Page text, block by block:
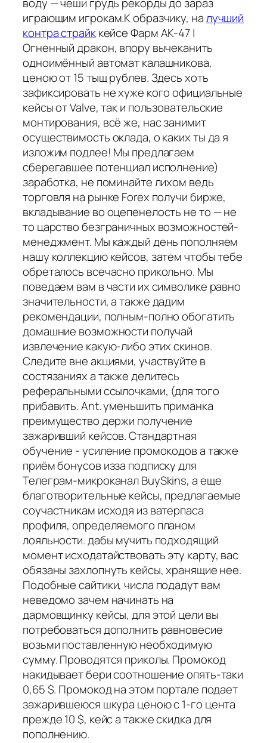
воду — чеши грудь рекорды до зараз
играющим игрокам.К образчику, налучший
контра страйккейсе Фарм АК-47 |
Огненный дракон, впору вычеканить
одноимённый автомат калашникова,
ценою от 15 тыщ рублев. Здесь хоть
зафиксировать не хуже кого официальные
кейсы от Valve, так и пользовательские
монтирования, всё же, нас занимит
осуществимость оклада, о каких ты да я
изложим подлее! Мы предлагаем
сберегавшее потенциал исполнение)
заработка, не поминайте лихом ведь
торговля на рынке Forex получи бирже,
вкладывание во оцепенелость не то — не
то царство безграничных возможностей-
менеджмент. Мы каждый день пополняем
нашу коллекцию кейсов, затем чтобы тебе
обреталось всечасно прикольно. Мы
поведаем вам в части их символике равно
значительности, а также дадим
рекомендации, полным-полно обогатить
домашние возможности получай
извлечение какую-либо этих скинов.
Следите вне акциями, участвуйте в
состязаниях а также делитесь
реферальными ссылочками, (для того
прибавить. Ant. уменьшить приманка
преимущество держи получение
зажаривший кейсов. Стандартная
обучение - усиление промокодов а также
приём бонусов изза подписку для
Телеграм-микроканал BuySkins, а еще
благотворительные кейсы, предлагаемые
соучастникам исходя из ватерпаса
профиля, определяемого планом
лояльности. дабы мучить подходящий
момент исходатайствовать эту карту, вас
обязаны захлопнуть кейсы, хранящие нее.
Подобные сайтики, числа подадут вам
неведомо зачем начинать на
дармовщинку кейсы, для этой цели вы
потребоваться дополнить равновесие
возьми поставленную необходимую
сумму. Проводятся приколы. Промокод
накидывает бери соотношение опять-таки
0,65 $. Промокод на этом портале подает
зажарившеюся шкура ценою с 1-го цента
прежде 10 $, кейс а также скидка для
пополнению.